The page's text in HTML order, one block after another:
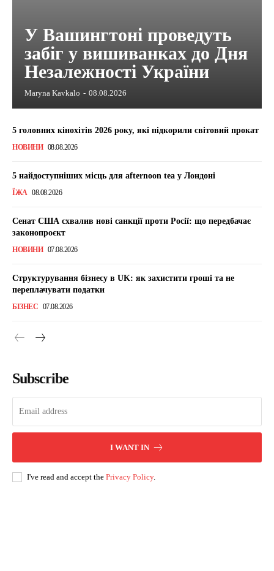
У Вашингтоні проведуть
забіг у вишиванках до Дня
Незалежності України
Maryna Kavkalo - 08.08.2026
5 головних кінохітів 2026 року, які підкорили світовий прокат
НОВИНИ 08.08.2026
5 найдоступніших місць для afternoon tea у Лондоні
ЇЖА 08.08.2026
Сенат США схвалив нові санкції проти Росії: що передбачає
законопроєкт
НОВИНИ 07.08.2026
Структурування бізнесу в UK: як захистити гроші та не
переплачувати податки
БІЗНЕС 07.08.2026
Subscribe
I WANT IN
I've read and accept the Privacy Policy.